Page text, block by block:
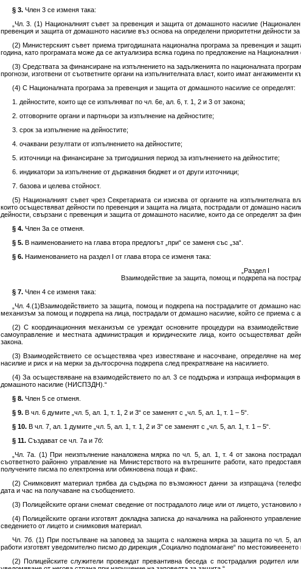
§ 3. Член 3 се изменя така:
„Чл. 3. (1) Националният съвет за превенция и защита от домашното насилие
превенция и защита от домашното насилие въз основа на определени приоритетни дейности
(2) Министерският съвет приема тригодишната национална програма за превенция и
година, като програмата може да се актуализира всяка година по предложение на Националния
(3) Средствата за финансиране на изпълнението на задълженията по националната
прогнози, изготвени от съответните органи на изпълнителната власт, които имат ангажименти
(4) С Националната програма за превенция и защита от домашното насилие се определят:
1. дейностите, които ще се изпълняват по чл. 6е, ал. 6, т. 1, 2 и 3 от закона;
2. отговорните органи и партньори за изпълнение на дейностите;
3. срок за изпълнение на дейностите;
4. очаквани резултати от изпълнението на дейностите;
5. източници на финансиране за тригодишния период за изпълнението на дейностите;
6. индикатори за изпълнение от държавния бюджет и от други източници;
7. базова и целева стойност.
(5) Националният съвет чрез Секретариата си изисква от органите на изпълнителната
които осъществяват дейности по превенция и защита на лицата, пострадали от домашно
дейности, свързани с превенция и защита от домашното насилие, които да се определят за
§ 4. Член 3а се отменя.
§ 5. В наименованието на глава втора предлогът „при“ се заменя със „за“.
§ 6. Наименованието на раздел I от глава втора се изменя така:
„Раздел I
Взаимодействие за защита, помощ и подкрепа на
§ 7. Член 4 се изменя така:
„Чл. 4.(1)Взаимодействието за защита, помощ и подкрепа на пострадалите от домашно
механизъм за помощ и подкрепа на лица, пострадали от домашно насилие, който се приема с
(2) С координационния механизъм се уреждат основните процедури на
самоуправление и местната администрация и юридическите лица, които осъществяват
закона.
(3) Взаимодействието се осъществява чрез известяване и насочване, определяне на
насилие и риск и на мерки за дългосрочна подкрепа след прекратяване на насилието.
(4) За осъществяване на взаимодействието по ал. 3 се поддържа и изпраща информация
домашното насилие (НИСПЗДН).“
§ 8. Член 5 се отменя.
§ 9. В чл. 6 думите „чл. 5, ал. 1, т. 1, 2 и 3“ се заменят с „чл. 5, ал. 1, т. 1 – 5“.
§ 10.В чл. 7, ал. 1 думите „чл. 5, ал. 1, т. 1, 2 и 3“ се заменят с „чл. 5, ал. 1, т. 1 – 5“.
§ 11.Създават се чл. 7a и 7б:
„Чл. 7а. (1) При неизпълнение наналожена мярка по чл. 5, ал. 1, т. 4 от закона
съответното районно управление на Министерството на вътрешните работи, като
получените писма по електронна или обикновена поща и факс.
(2) Снимковият материал трябва да съдържа по възможност данни за изпращача
дата и час на получаване на съобщението.
(3) Полицейските органи снемат сведение от пострадалото лице или от лицето, установило
(4) Полицейските органи изготвят докладна записка до началника на районното
сведението от лицето и снимковия материал.
Чл. 7б. (1) При постъпване на заповед за защита с наложена мярка за защита по чл. 5,
работи изготвят уведомително писмо до дирекция „Социално подпомагане“ по
(2) Полицейските служители провеждат превантивна беседа с пострадалия родител